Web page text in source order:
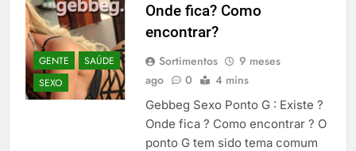
GENTE
SAÚDE
SEXO
Onde fica? Como
encontrar?
Sortimentos
9 meses
ago
0 4 mins
Gebbeg Sexo Ponto G : Existe ?
Onde fica ? Como encontrar ? O
ponto G tem sido tema comum